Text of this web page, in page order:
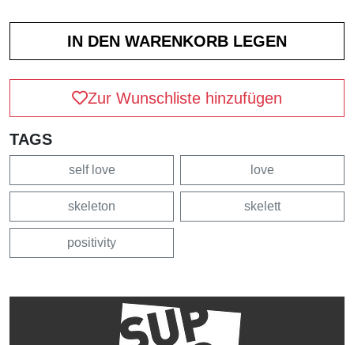
Zur Wunschliste hinzufügen
TAGS
self love love
skeleton skelett
positivity